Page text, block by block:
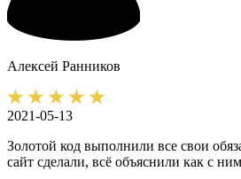
Алексей Ранников
2021-05-13
Золотой код выполнили все свои
сайт сделали, всё объяснили как с